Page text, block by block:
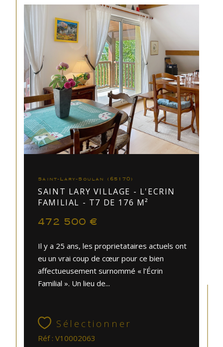
Saint-Lary-Soulan (65170)
SAINT LARY VILLAGE - L'ECRIN
FAMILIAL - T7 DE 176 M²
472 500 €
Il y a 25 ans, les proprietataires actuels ont
eu un vrai coup de cœur pour ce bien
affectueusement surnommé « l’Écrin
Familial ». Un lieu de...
Sélectionner
Réf : V10002063